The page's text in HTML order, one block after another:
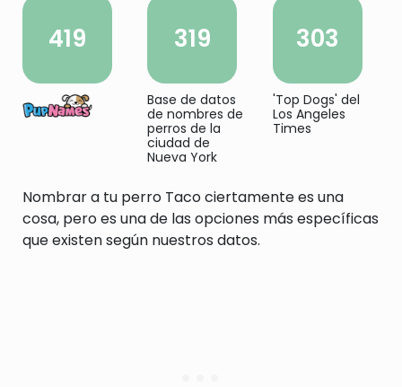
419 319
Base de datos
de nombres de
perros de la
ciudad de
Nueva York
303
'Top Dogs' del
Los Angeles
Times
Nombrar a tu perro Taco ciertamente es una
cosa, pero es una de las opciones más específicas
que existen según nuestros datos.